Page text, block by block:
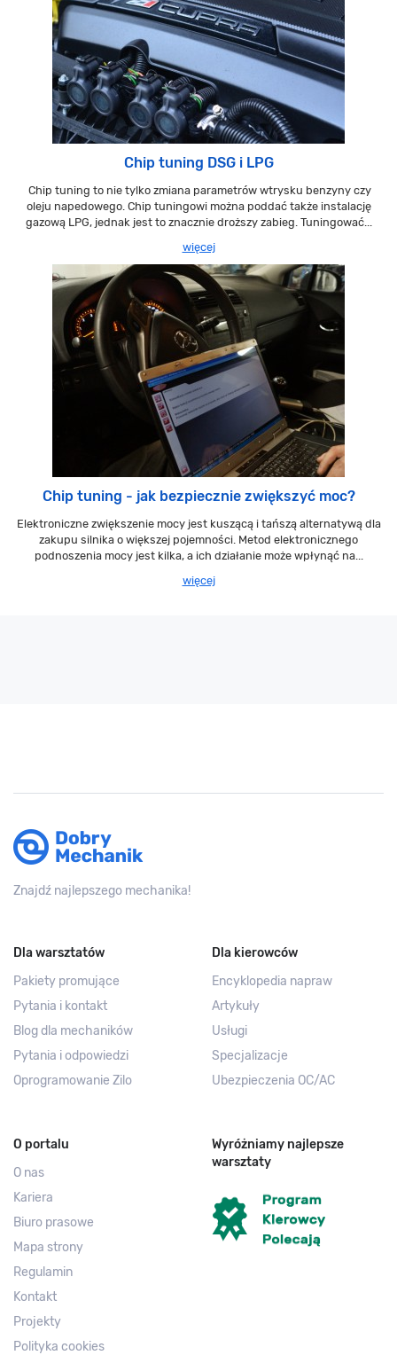
Chip tuning DSG i LPG
Chip tuning to nie tylko zmiana parametrów wtrysku benzyny czy
oleju napedowego. Chip tuningowi można poddać także instalację
gazową LPG, jednak jest to znacznie droższy zabieg. Tuningować...
więcej
Chip tuning - jak bezpiecznie zwiększyć moc?
Elektroniczne zwiększenie mocy jest kuszącą i tańszą alternatywą dla
zakupu silnika o większej pojemności. Metod elektronicznego
podnoszenia mocy jest kilka, a ich działanie może wpłynąć na...
więcej
Znajdź najlepszego mechanika!
Dla warsztatów
Pakiety promujące
Pytania i kontakt
Blog dla mechaników
Pytania i odpowiedzi
Oprogramowanie Zilo
Dla kierowców
Encyklopedia napraw
Artykuły
Usługi
Specjalizacje
Ubezpieczenia OC/AC
O portalu
O nas
Kariera
Biuro prasowe
Mapa strony
Regulamin
Kontakt
Projekty
Polityka cookies
Wyróżniamy najlepsze
warsztaty